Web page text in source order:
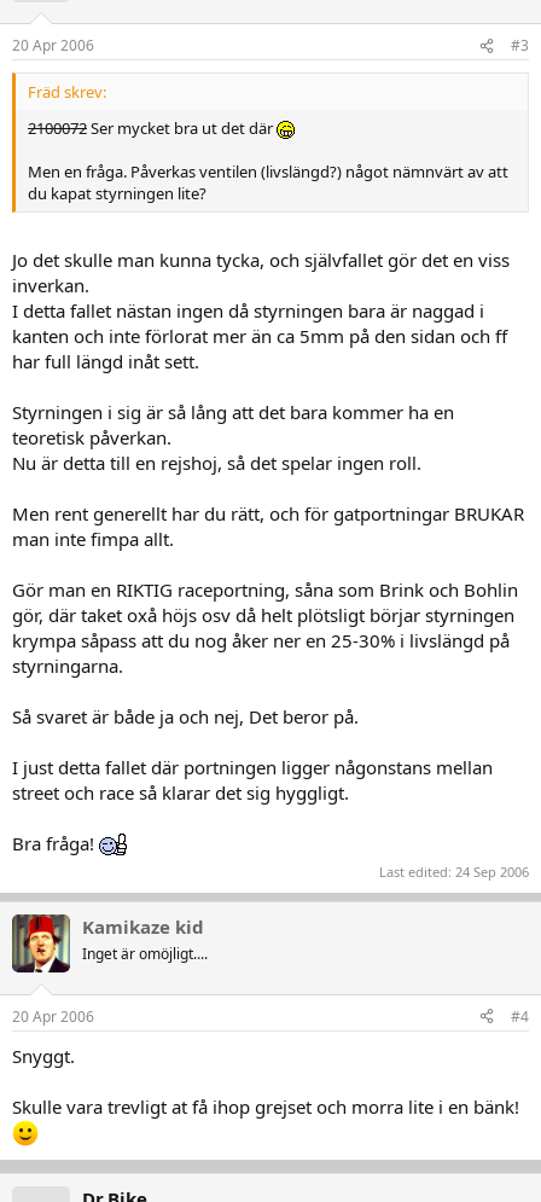
20 Apr 2006 #3
Fräd skrev:
2100072Ser mycket bra ut det där
Men en fråga. Påverkas ventilen (livslängd?) något nämnvärt av att
du kapat styrningen lite?
Jo det skulle man kunna tycka, och självfallet gör det en viss
inverkan.
I detta fallet nästan ingen då styrningen bara är naggad i
kanten och inte förlorat mer än ca 5mm på den sidan och ff
har full längd inåt sett.
Styrningen i sig är så lång att det bara kommer ha en
teoretisk påverkan.
Nu är detta till en rejshoj, så det spelar ingen roll.
Men rent generellt har du rätt, och för gatportningar BRUKAR
man inte fimpa allt.
Gör man en RIKTIG raceportning, såna som Brink och Bohlin
gör, där taket oxå höjs osv då helt plötsligt börjar styrningen
krympa såpass att du nog åker ner en 25-30% i livslängd på
styrningarna.
Så svaret är både ja och nej, Det beror på.
I just detta fallet där portningen ligger någonstans mellan
street och race så klarar det sig hyggligt.
Bra fråga!
Last edited: 24 Sep 2006
Kamikaze kid
Inget är omöjligt....
20 Apr 2006 #4
Snyggt.
Skulle vara trevligt at få ihop grejset och morra lite i en bänk!